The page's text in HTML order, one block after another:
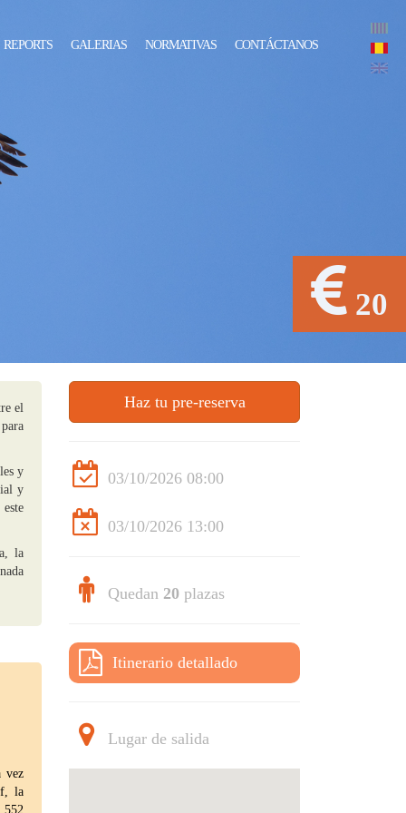
REPORTS GALERIAS NORMATIVAS CONTÁCTANOS
20
el
y
y
la
vez
la
552
Haz tu pre-reserva
03/10/2026 08:00
03/10/2026 13:00
Quedan 20 plazas
Itinerario detallado
Lugar de salida